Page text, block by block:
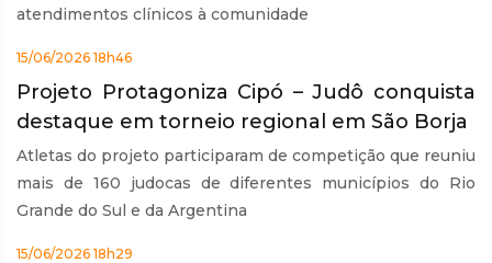
atendimentos clínicos à comunidade
15/06/2026 18h46
Projeto Protagoniza Cipó – Judô conquista
destaque em torneio regional em São Borja
Atletas do projeto participaram de competição que reuniu
mais de 160 judocas de diferentes municípios do Rio
Grande do Sul e da Argentina
15/06/2026 18h29